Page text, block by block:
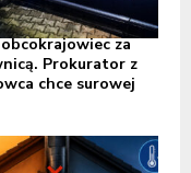
za
Prokurator z
chce surowej